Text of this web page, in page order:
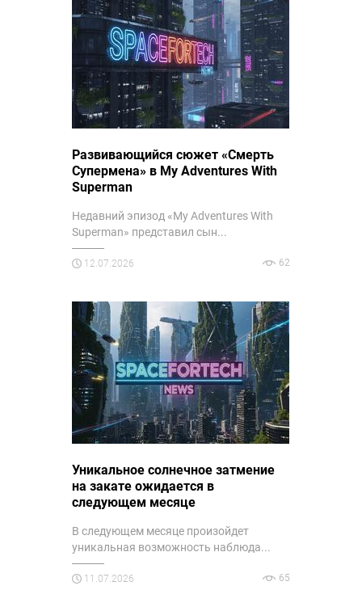
Развивающийся сюжет «Смерть
Супермена» в My Adventures With
Superman
Недавний эпизод «My Adventures With
Superman» представил сын...
12.07.2026 62
Уникальное солнечное затмение
на закате ожидается в
следующем месяце
В следующем месяце произойдет
уникальная возможность наблюда...
11.07.2026 65